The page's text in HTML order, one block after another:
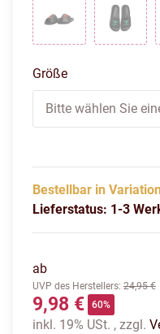
Größe
Bitte wählen Sie
Bestellbar in
Lieferstatus: 1-3
ab
UVP des Herstellers: 24,95 €
9,98 € 60%
inkl. 19% USt. , zzgl.